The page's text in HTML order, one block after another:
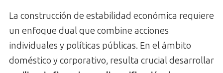
La construcción de estabilidad económica requiere
un enfoque dual que combine acciones
individuales y políticas públicas. En el ámbito
doméstico y corporativo, resulta crucial desarrollar